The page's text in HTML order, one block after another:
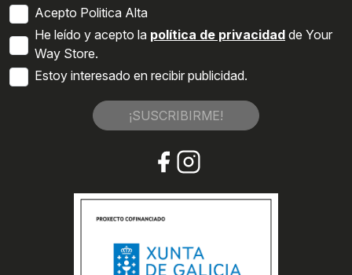
Acepto Politica Alta
He leído y acepto la política de privacidad de Your
Way Store.
Estoy interesado en recibir publicidad.
¡SUSCRIBIRME!